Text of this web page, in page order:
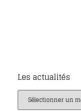
Les actualités